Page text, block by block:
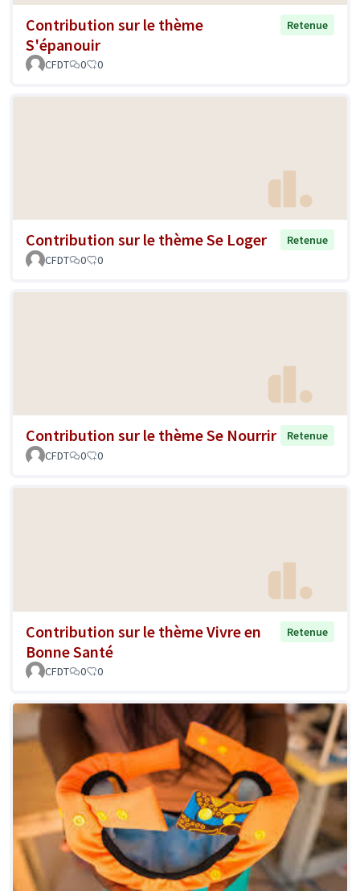
Contribution sur le thème
S'épanouir
Retenue
CFDT 0 0
Contribution sur le thème Se Loger
Retenue
CFDT
0 0
Contribution sur le thème Se Nourrir
Retenue
CFDT
0 0
Contribution sur le thème Vivre en
Bonne Santé
Retenue
CFDT 0 0